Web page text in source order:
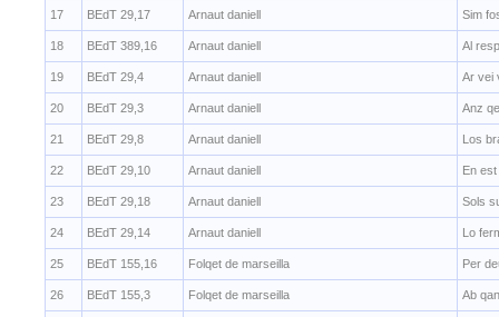
17 BEdT 29,17 Arnaut daniell Sim
18 BEdT 389,16 Arnaut daniell Al
19 BEdT 29,4 Arnaut daniell Ar vei
20 BEdT 29,3 Arnaut daniell Anz
21 BEdT 29,8 Arnaut daniell Los
22 BEdT 29,10 Arnaut daniell En
23 BEdT 29,18 Arnaut daniell Sols
24 BEdT 29,14 Arnaut daniell Lo
25 BEdT 155,16 Folqet de marseilla Per
26 BEdT 155,3 Folqet de marseilla Ab